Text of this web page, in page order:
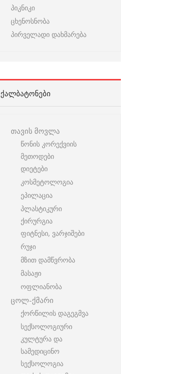
პიკნიკი
ცხენოსნობა
პირველადი დახმარება
ᲥᲐᲚᲑᲐᲢᲝᲜᲔᲑᲘ
თავის მოვლა
წონის კორექვიის
მეთოდები
დიეტები
კოსმეტოლოგია
ეპილაცია
პლასტიკური
ქირურგია
ფიტნესი, ვარჯიშები
რუჯი
მზით დამწვრობა
მასაჟი
ოფლიანობა
ცოლ-ქმარი
ქორწილის დაგეგმვა
სექსოლოგიური
კულტურა და
სამედიცინო
სექსოლოგია